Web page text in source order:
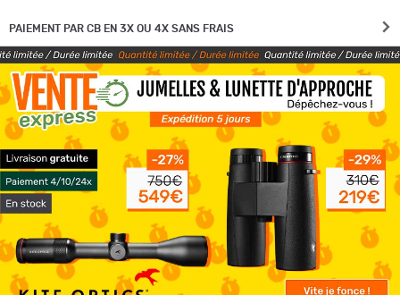
PAIEMENT PAR CB EN 3X OU 4X SANS FRAIS